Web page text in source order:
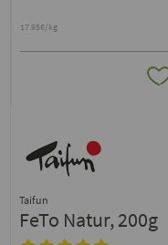
17.95€/kg
Taifun
FeTo Natur, 200g